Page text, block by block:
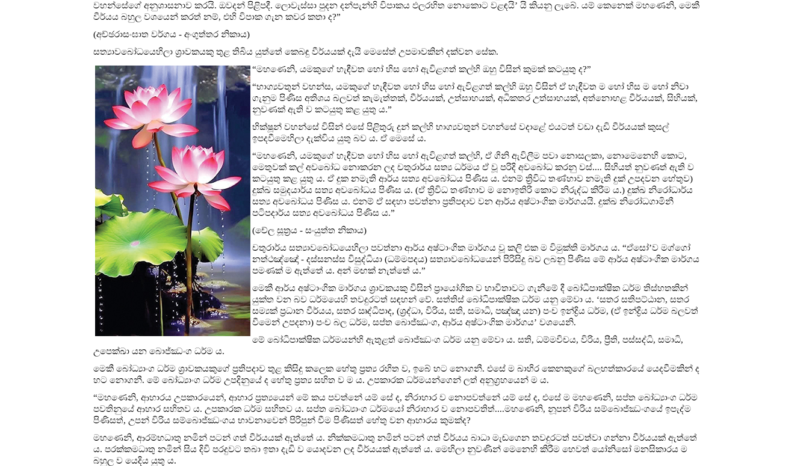
වහන්සේගේ අනුශාසනාව කරයි. ඔවදන් පිළිපදී. ලොවැස්සා පුදන දන්පැන්හි විපාකය ඵලරහිත නොකොට වළඳයි’ යි කියනු ලැබේ. යම් කෙනෙක් මහණෙනි, මෙකී
වීර්යය බහුල වශයෙන් කරත් නම්, එහි විපාක ගැන කවර කතා ද?”
(අච්ඡරාසංඝාත වර්ගය - අංගුත්තර නිකාය)
සත්‍යාවබෝධයෙහිලා ශ්‍රාවකයකු තුළ තිබිය යුත්තේ කෙබඳු වීර්යයක් දැයි මෙසේත් උපමාවකින් දක්වන සේක.
“මහණෙනි, යමකුගේ හැඳීවත හෝ හිස හෝ ඇවිළගත් කල්හි ඔහු විසින් කුමක් කටයුතු ද?”
“භාග්‍යවතුන් වහන්ස, යමකුගේ හැඳීවත හෝ හිස හෝ ඇවිළගත් කල්හි ඔහු විසින් ඒ හැඳීවත ම හෝ හිස ම හෝ නිවා
ගැනුම පිණිස අතිශය බලවත් කැමැත්තක්, වීර්යයක්, උත්සාහයක්, අධිකතර උත්සාහයක්, අත්නොහළ වීර්යයක්, සිහියක්,
නුවණක් ඇති ව කටයුතු කළ යුතු ය.”
භික්ෂූන් වහන්සේ විසින් එසේ පිළිතුරු දුන් කල්හි භාග්‍යවතුන් වහන්සේ වදාළේ එයටත් වඩා දැඩි වීර්යයක් කුසල්
ඉපදවීමෙහිලා දැක්විය යුතු බව ය. ඒ මෙසේ ය.
“මහණෙනි, යමකුගේ හැඳීවත හෝ හිස හෝ ඇවිළගත් කල්හි, ඒ ගිනි ඇවිලීම පවා නොසලකා, නොමෙනෙහි කොට,
මෙතුවක් කල් අවබෝධ නොකරන ලද චතුරාර්ය සත්‍ය ධර්මය ඒ වූ පරිදි අවබෝධ කරනු වස්.... සිහියත් නුවණත් ඇති ව
කටයුතු කළ යුතු ය. ඒ දුක නමැති ආර්ය සත්‍ය අවබෝධය පිණිස ය. එනම් ත්‍රිවිධ තණ්හාව නමැති දුක් උපදවන හේතුව)
දුක්ඛ සමුදයාර්ය සත්‍ය අවබෝධය පිණිස ය. (ඒ ත්‍රිවිධ තණ්හාව ම නොඉතිරි කොට නිරුද්ධ කිරීම ය.) දුක්ඛ නිරෝධාර්ය
සත්‍ය අවබෝධය පිණිස ය. එනම් ඒ සඳහා පවත්නා ප්‍රතිපදාව වන ආර්ය අෂ්ටාංගික මාර්ගයයි. දුක්ඛ නිරෝධගාමිනී
පටිපදාර්ය සත්‍ය අවබෝධය පිණිස ය.”
(චේල සූත්‍රය - සංයුත්ත නිකාය)
චතුරාර්ය සත්‍යාවබෝධයෙහිලා පවත්නා ආර්ය අෂ්ටාංගික මාර්ගය වූ කලි එක ම විමුක්ති මාර්ගය ය. “ඒසෝ’ව මග්ගෝ
නත්ථඤ්ඤෝ - දස්සනස්ස විසුද්ධියා (ධම්මපදය) සත්‍යාවබෝධයෙන් පිරිසිදු බව ලබනු පිණිස මේ ආර්ය අෂ්ටාංගික මාර්ගය
පමණක් ම ඇත්තේ ය. අන් මඟක් නැත්තේ ය.”
මෙකී ආර්ය අෂ්ටාංගික මාර්ගය ශ්‍රාවකයකු විසින් ප්‍රායෝගික ව භාවිතාවට ගැනීමේ දී බෝධිපාක්ෂික ධර්ම තිස්හතකින්
යුක්ත වන බව ධර්මයෙහි තවදුරටත් සඳහන් වේ. සත්තිස් බෝධිපාක්ෂික ධර්ම යනු මේවා ය. ‘සතර සතිපට්ඨාන, සතර
සම්‍යක් ප්‍රධාන වීර්යය, සතර ඍද්ධිපාද, (ශ්‍රද්ධා, විරිය, සති, සමාධි, පඤ්ඤා යන) පංච ඉන්ද්‍රිය ධර්ම, (ඒ ඉන්ද්‍රිය ධර්ම බලවත්
වීමෙන් උපදනා) පංච බල ධර්ම, සප්ත බොජ්ඣංග, ආර්ය අෂ්ටාංගික මාර්ගය’ වශයෙනි.
මේ බෝධිපාක්ෂික ධර්මයන්හි ඇතුළත් බොජ්ඣංග ධර්ම යනු මේවා ය. සති, ධම්මවිචය, විරිය, ප්‍රීති, පස්සද්ධි, සමාධි,
උපෙක්ඛා යන බොජ්ඣංග ධර්ම ය.
මෙකී බෝධ්‍යාංග ධර්ම ශ්‍රාවකයකුගේ ප්‍රතිපදාව තුළ කිසිදු කලෙක හේතු ප්‍රත්‍ය රහිත ව, ඉබේ හට නොගනී. එසේ ම බාහිර කෙනකුගේ බලහත්කාරයේ යෙදවීමකින් ද
හට නොගනී. මේ බෝධ්‍යාංග ධර්ම උපදිනුයේ ද හේතු ප්‍රත්‍ය සහිත ව ම ය. උපකාරක ධර්මයන්ගෙන් ලත් අනුග්‍රහයෙන් ම ය.
“මහණෙනි, ආහාරය උපකාරයෙන්, ආහාර ප්‍රත්‍යයෙන් මේ කය පවත්නේ යම් සේ ද, නිරාහාර ව නොපවත්නේ යම් සේ ද, එසේ ම මහණෙනි, සප්ත බෝධ්‍යාංග ධර්ම
පවතිනුයේ ආහාර සහිතව ය. උපකාරක ධර්ම සහිතව ය. සප්ත බෝධ්‍යාංග ධර්මයෝ නිරාහාර ව නොපවතිත්....මහණෙනි, නූපන් විරිය සම්බොජ්ඣංගයේ ඉපැද්ම
පිණිසත්, උපන් විරිය සම්බොජ්ඣංගය භාවනාවෙන් පිරිපුන් වීම පිණිසත් හේතු වන ආහාරය කුමක්ද?
මහණෙනි, ආරම්භධාතු නමින් පටන් ගත් වීර්යයක් ඇත්තේ ය. නික්කමධාතු නමින් පටන් ගත් වීර්යය බාධා මැඬගෙන තවදුරටත් පවත්වා ගන්නා වීර්යයක් ඇත්තේ
ය. පරක්කමධාතු නමින් සිය දිවි පරදුවට තබා ඉතා දැඩි ව යොදවන ලද වීර්යයක් ඇත්තේ ය. මෙහිලා නුවණින් මෙනෙහි කිරීම හෙවත් යෝනිසෝ මනසිකාරය ම
බහුල ව යෙදිය යුතු ය.